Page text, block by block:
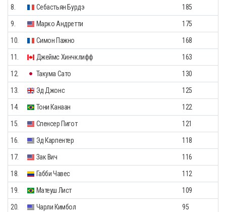
8. Себастьян Бурдэ 185
9. Марко Андретти 175
10. Симон Пажно 168
11. Джеймс Хинчклифф 163
12. Такума Сато 130
13. Эд Джонс 125
14. Тони Канаан 122
15. Спенсер Пигот 121
16. Эд Карпентер 118
17. Зак Вич 116
18. Габби Чавес 112
19. Матеуш Лист 109
20. Чарли Кимбол 95